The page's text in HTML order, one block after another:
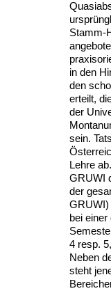
Stamm-
in den
den
erteilt,
der
sein.
Lehre
GRUWI
der
GRUWI)
bei
4 resp.
Neben
steht